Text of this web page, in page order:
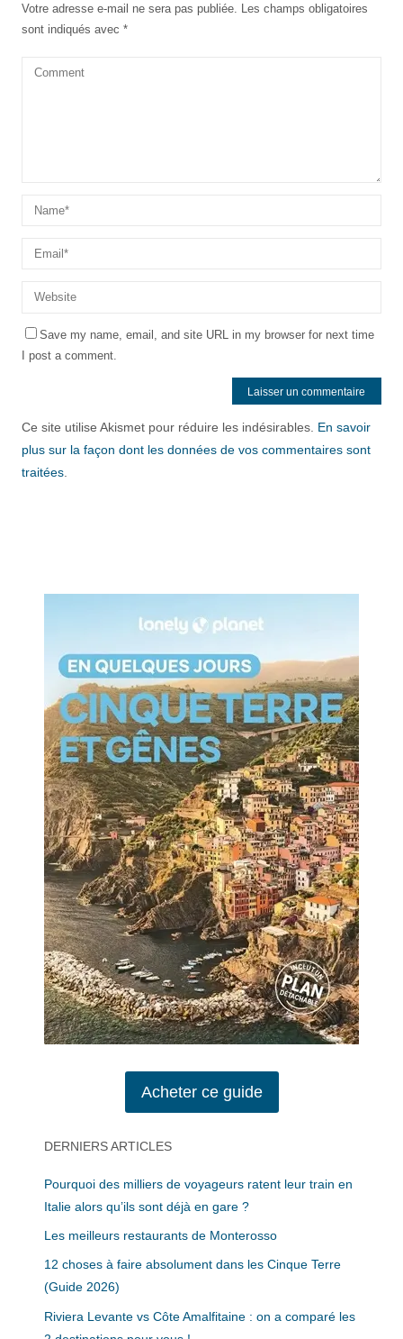
Votre adresse e-mail ne sera pas publiée. Les champs obligatoires
sont indiqués avec*
Save my name, email, and site URL in my browser for next time
I post a comment.
Ce site utilise Akismet pour réduire les indésirables. En savoir
plus sur la façon dont les données de vos commentaires sont
traitées
Acheter ce guide
DERNIERS ARTICLES
Pourquoi des milliers de voyageurs ratent leur train en
Italie alors qu’ils sont déjà en gare ?
Les meilleurs restaurants de Monterosso
12 choses à faire absolument dans les Cinque Terre
(Guide 2026)
Riviera Levante vs Côte Amalfitaine : on a comparé les